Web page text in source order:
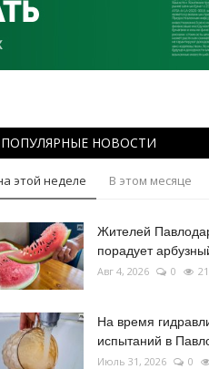
ПОПУЛЯРНЫЕ НОВОСТИ
этой неделе В этом месяце
Жителей
порадует
Авг 4, 2026 0
На время
испытаний в
Июль 31, 2026 0